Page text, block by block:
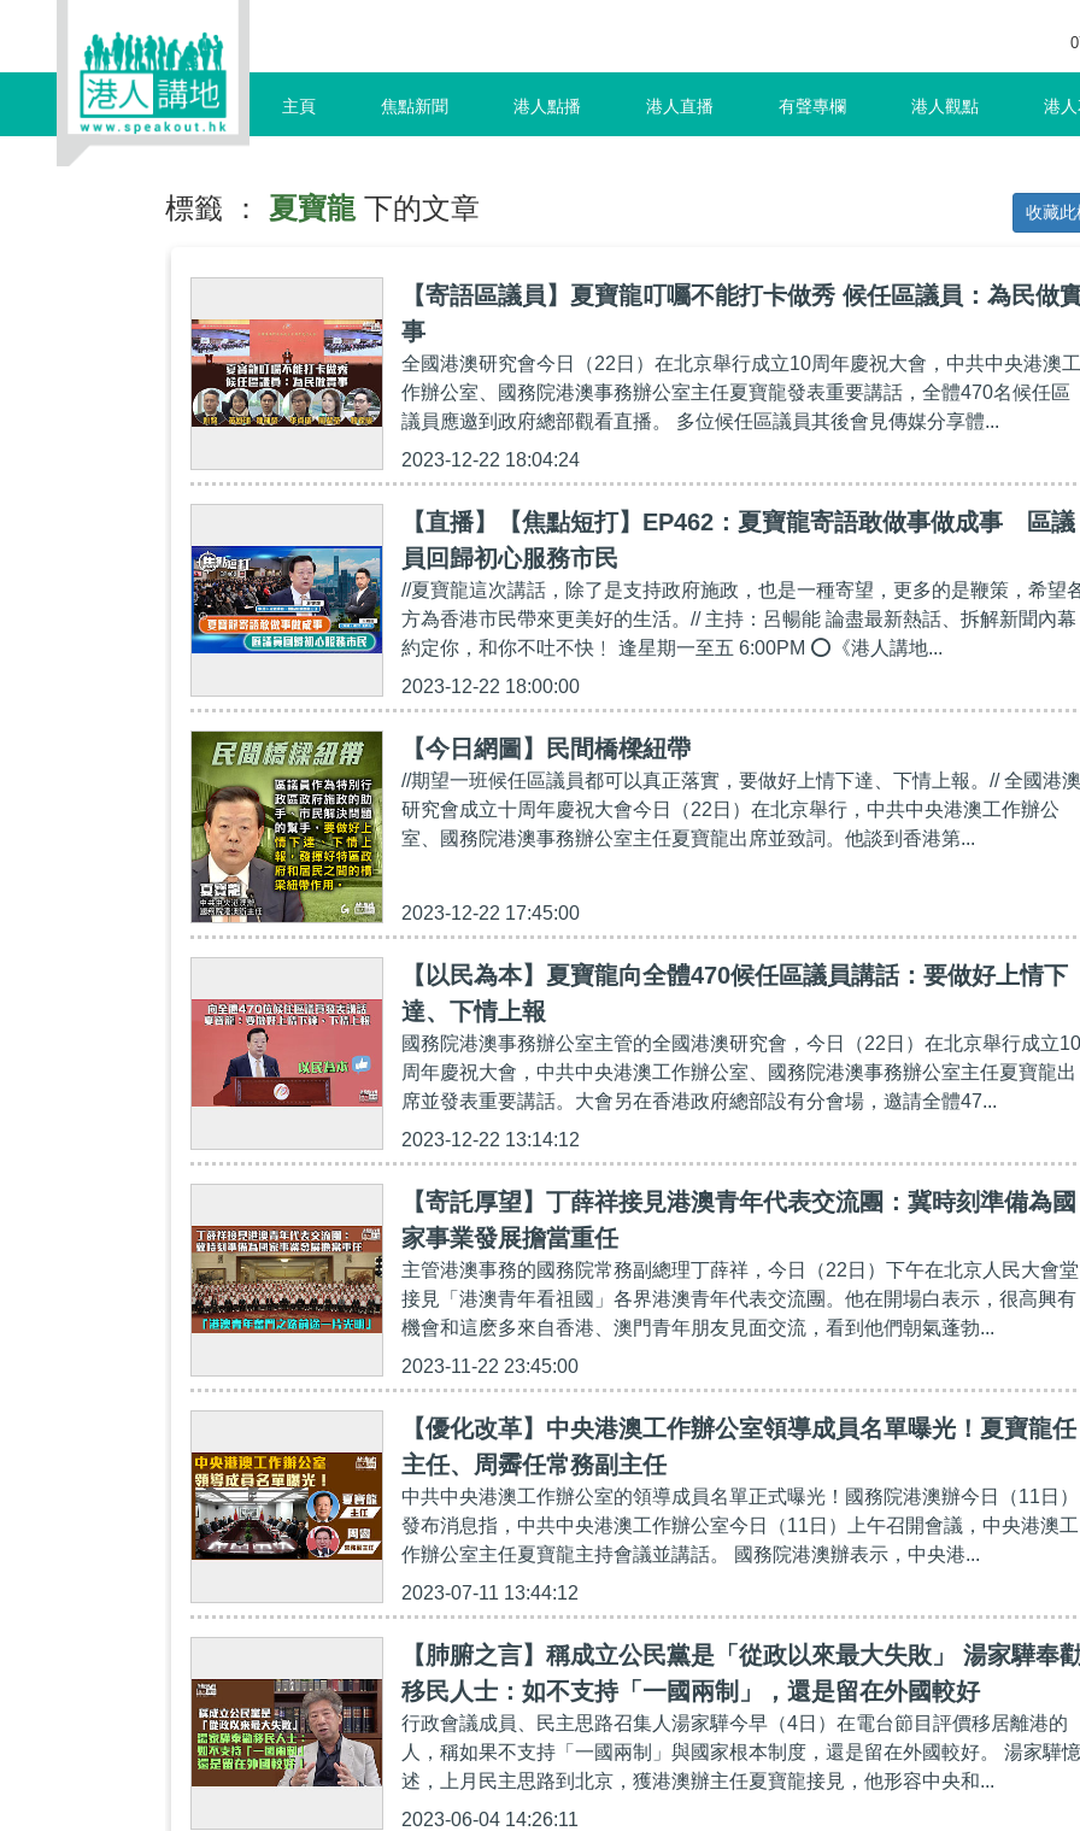
主頁 焦點新聞 港人點播 港人直播 有聲專欄 港人觀點 港
標籤 ： 夏寶龍 下的文章 收藏此
【寄語區議員】夏寶龍叮囑不能打卡做秀 候任區議員：為民做
事
全國港澳研究會今日（22日）在北京舉行成立10周年慶祝大會，中共中央港澳工
作辦公室、國務院港澳事務辦公室主任夏寶龍發表重要講話，全體470名候任區
議員應邀到政府總部觀看直播。 多位候任區議員其後會見傳媒分享體...
2023-12-22 18:04:24
【直播】【焦點短打】EP462：夏寶龍寄語敢做事做成事 區議
員回歸初心服務市民
//夏寶龍這次講話，除了是支持政府施政，也是一種寄望，更多的是鞭策，希望
方為香港市民帶來更美好的生活。// 主持：呂暢能 論盡最新熱話、拆解新聞內幕
約定你，和你不吐不快﹗ 逢星期一至五 6:00PM ⭕《港人講地...
2023-12-22 18:00:00
【今日網圖】民間橋樑紐帶
//期望一班候任區議員都可以真正落實，要做好上情下達、下情上報。// 全國港澳
研究會成立十周年慶祝大會今日（22日）在北京舉行，中共中央港澳工作辦公
室、國務院港澳事務辦公室主任夏寶龍出席並致詞。他談到香港第...
2023-12-22 17:45:00
【以民為本】夏寶龍向全體470候任區議員講話：要做好上情下
達、下情上報
國務院港澳事務辦公室主管的全國港澳研究會，今日（22日）在北京舉行成立10
周年慶祝大會，中共中央港澳工作辦公室、國務院港澳事務辦公室主任夏寶龍出
席並發表重要講話。大會另在香港政府總部設有分會場，邀請全體47...
2023-12-22 13:14:12
【寄託厚望】丁薛祥接見港澳青年代表交流團：冀時刻準備為國
家事業發展擔當重任
主管港澳事務的國務院常務副總理丁薛祥，今日（22日）下午在北京人民大會堂
接見「港澳青年看祖國」各界港澳青年代表交流團。他在開場白表示，很高興有
機會和這麽多來自香港、澳門青年朋友見面交流，看到他們朝氣蓬勃...
2023-11-22 23:45:00
【優化改革】中央港澳工作辦公室領導成員名單曝光！夏寶龍任
主任、周霽任常務副主任
中共中央港澳工作辦公室的領導成員名單正式曝光！國務院港澳辦今日（11日）
發布消息指，中共中央港澳工作辦公室今日（11日）上午召開會議，中央港澳工
作辦公室主任夏寶龍主持會議並講話。 國務院港澳辦表示，中央港...
2023-07-11 13:44:12
【肺腑之言】稱成立公民黨是「從政以來最大失敗」 湯家驊奉
移民人士：如不支持「一國兩制」，還是留在外國較好
行政會議成員、民主思路召集人湯家驊今早（4日）在電台節目評價移居離港的
人，稱如果不支持「一國兩制」與國家根本制度，還是留在外國較好。 湯家驊憶
述，上月民主思路到北京，獲港澳辦主任夏寶龍接見，他形容中央和...
2023-06-04 14:26:11